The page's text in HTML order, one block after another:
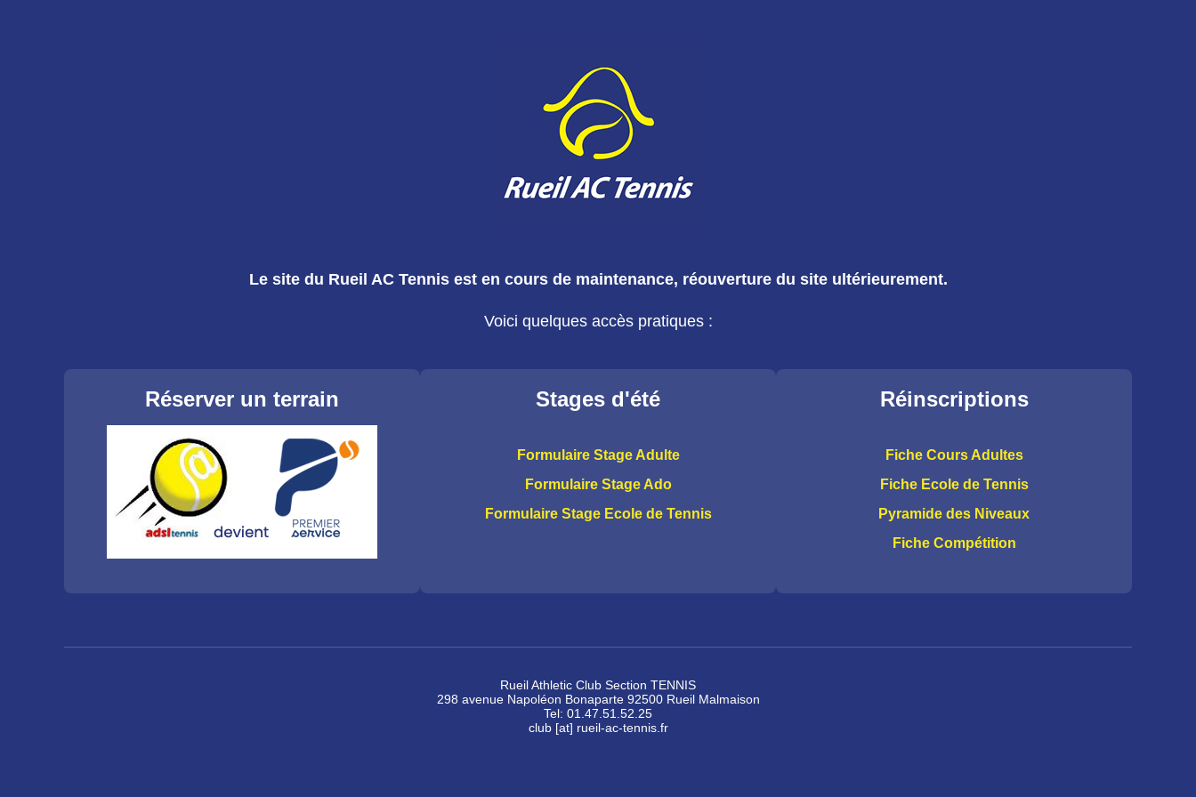
Le site du Rueil AC Tennis est en cours de maintenance, réouverture du site ultérieurement.
Voici quelques accès pratiques :
Réserver un terrain Stages d'été
Formulaire Stage Adulte
Formulaire Stage Ado
Formulaire Stage Ecole de Tennis
Réinscriptions
Fiche Cours Adultes
Fiche Ecole de Tennis
Pyramide des Niveaux
Fiche Compétition
Rueil Athletic Club Section TENNIS
298 avenue Napoléon Bonaparte 92500 Rueil Malmaison
Tel: 01.47.51.52.25
club [at] rueil-ac-tennis.fr